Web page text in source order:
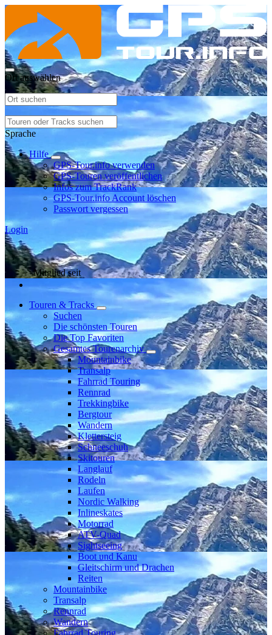
Ort auswählen
Sprache
Hilfe
GPS-Tour.info verwenden
GPS-Touren veröffentlichen
Infos zum TrackRank
GPS-Tour.info Account löschen
Passwort vergessen
Login
Mitglied seit
Touren & Tracks
Suchen
Die schönsten Touren
Die Top Favoriten
Gesamtes Tourenarchiv
Mountainbike
Transalp
Fahrrad Touring
Rennrad
Trekkingbike
Bergtour
Wandern
Klettersteig
Schneeschuh
Skitouren
Langlauf
Rodeln
Laufen
Nordic Walking
Inlineskates
Motorrad
ATV-Quad
Sightseeing
Boot und Kanu
Gleitschirm und Drachen
Reiten
Mountainbike
Transalp
Rennrad
Wandern
Fahrrad Touring